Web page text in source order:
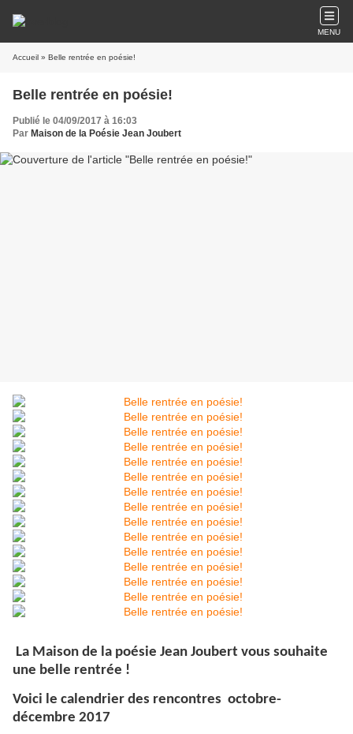
MENU
Accueil » Belle rentrée en poésie!
Belle rentrée en poésie!
Publié le 04/09/2017 à 16:03
Par Maison de la Poésie Jean Joubert
La Maison de la poésie Jean Joubert vous souhaite
une belle rentrée !
Voici le calendrier des rencontres octobre-
décembre 2017